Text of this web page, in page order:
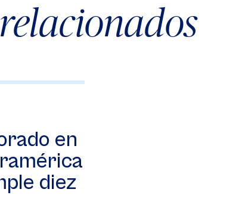
en
diez